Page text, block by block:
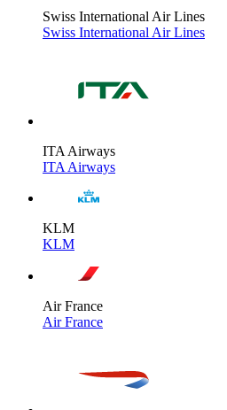
Swiss International Air Lines
Swiss International Air Lines
ITA Airways
ITA Airways
KLM
KLM
Air France
Air France